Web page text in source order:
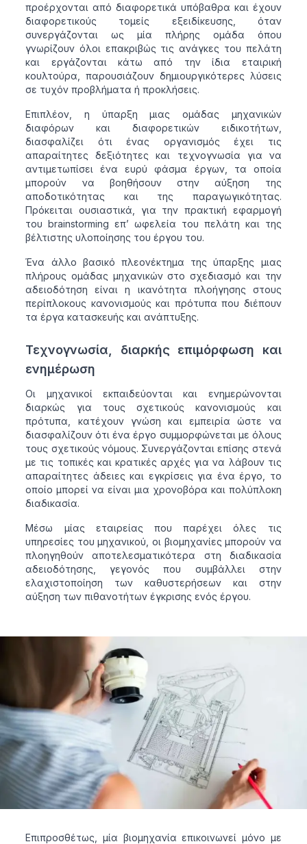
προέρχονται από διαφορετικά υπόβαθρα και έχουν
διαφορετικούς τομείς εξειδίκευσης, όταν
συνεργάζονται ως μία πλήρης ομάδα όπου
γνωρίζουν όλοι επακριβώς τις ανάγκες του πελάτη
και εργάζονται κάτω από την ίδια εταιρική
κουλτούρα, παρουσιάζουν δημιουργικότερες λύσεις
σε τυχόν προβλήματα ή προκλήσεις.
Επιπλέον, η ύπαρξη μιας ομάδας μηχανικών
διαφόρων και διαφορετικών ειδικοτήτων,
διασφαλίζει ότι ένας οργανισμός έχει τις
απαραίτητες δεξιότητες και τεχνογνωσία για να
αντιμετωπίσει ένα ευρύ φάσμα έργων, τα οποία
μπορούν να βοηθήσουν στην αύξηση της
αποδοτικότητας και της παραγωγικότητας.
Πρόκειται ουσιαστικά, για την πρακτική εφαρμογή
του brainstorming επ’ ωφελεία του πελάτη και της
βέλτιστης υλοποίησης του έργου του.
Ένα άλλο βασικό πλεονέκτημα της ύπαρξης μιας
πλήρους ομάδας μηχανικών στο σχεδιασμό και την
αδειοδότηση είναι η ικανότητα πλοήγησης στους
περίπλοκους κανονισμούς και πρότυπα που διέπουν
τα έργα κατασκευής και ανάπτυξης.
Τεχνογνωσία, διαρκής επιμόρφωση και
ενημέρωση
Οι μηχανικοί εκπαιδεύονται και ενημερώνονται
διαρκώς για τους σχετικούς κανονισμούς και
πρότυπα, κατέχουν γνώση και εμπειρία ώστε να
διασφαλίζουν ότι ένα έργο συμμορφώνεται με όλους
τους σχετικούς νόμους. Συνεργάζονται επίσης στενά
με τις τοπικές και κρατικές αρχές για να λάβουν τις
απαραίτητες άδειες και εγκρίσεις για ένα έργο, το
οποίο μπορεί να είναι μια χρονοβόρα και πολύπλοκη
διαδικασία.
Μέσω μίας εταιρείας που παρέχει όλες τις
υπηρεσίες του μηχανικού, οι βιομηχανίες μπορούν να
πλοηγηθούν αποτελεσματικότερα στη διαδικασία
αδειοδότησης, γεγονός που συμβάλλει στην
ελαχιστοποίηση των καθυστερήσεων και στην
αύξηση των πιθανοτήτων έγκρισης ενός έργου.
Επιπροσθέτως, μία βιομηχανία επικοινωνεί μόνο με